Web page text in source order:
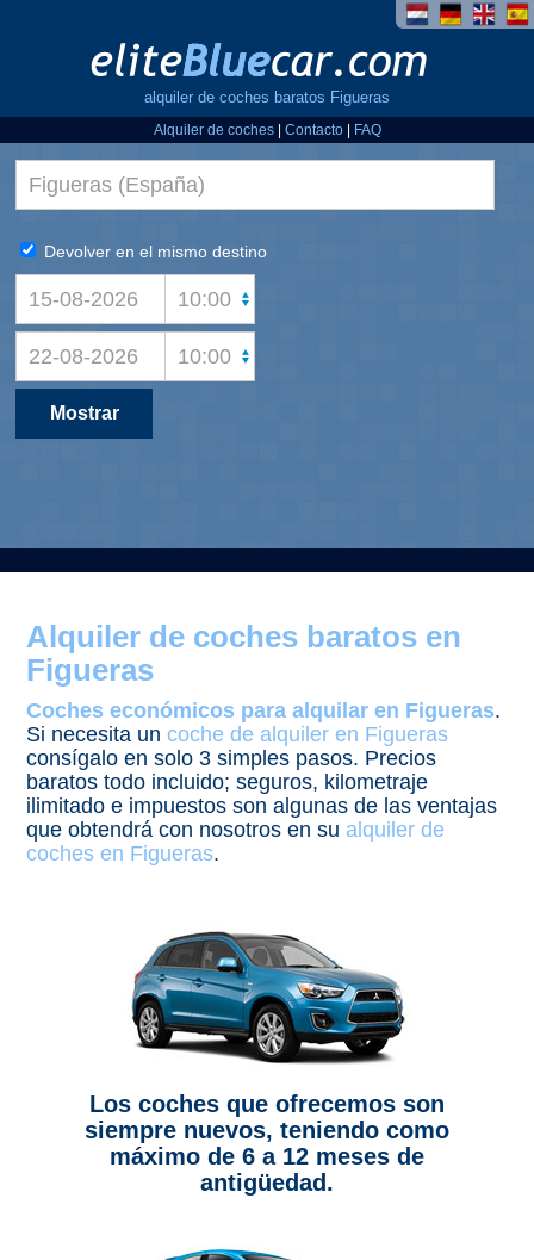
alquiler de coches baratos Figueras
Alquiler de coches| Contacto| FAQ
Alquiler de coches baratos en
Figueras
Coches económicos para alquilar en Figueras.
Si necesita uncoche de alquiler en Figueras
consígalo en solo 3 simples pasos. Precios
baratos todo incluido; seguros, kilometraje
ilimitado e impuestos son algunas de las ventajas
que obtendrá con nosotros en su alquiler de
coches en Figueras.
Los coches que ofrecemos son
siempre nuevos, teniendo como
máximo de 6 a 12 meses de
antigüedad.
Devolver en el mismo destino